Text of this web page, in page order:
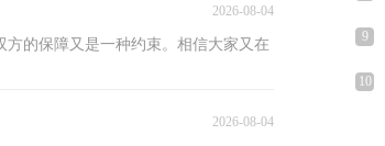
2026-08-04
的保障又是一种约束。相信大家又在
2026-08-04
9
10